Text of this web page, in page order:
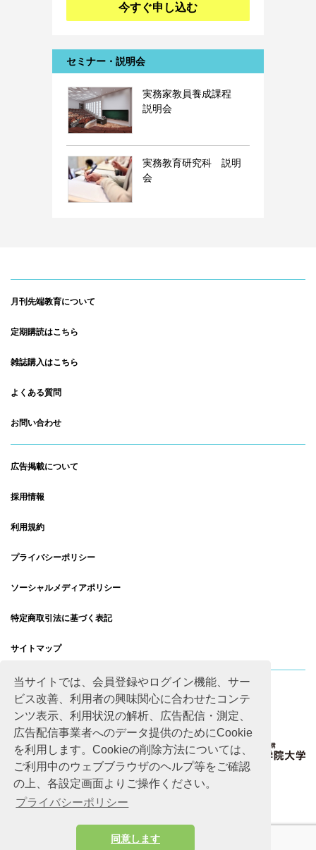
当サイトでは、会員登録やログイン機能、サー
ビス改善、利用者の興味関心に合わせたコンテ
ンツ表示、利用状況の解析、広告配信・測定、
広告配信事業者へのデータ提供のためにCookie
を利用します。Cookieの削除方法については、
ご利用中のウェブブラウザのヘルプ等をご確認
の上、各設定画面よりご操作ください。
プライバシーポリシー
同意します
今すぐ申し込む
セミナー・説明会
実務家教員養成課程
説明会
実務教育研究科 説明
会
月刊先端教育について
定期購読はこちら
雑誌購入はこちら
よくある質問
お問い合わせ
広告掲載について
採用情報
利用規約
プライバシーポリシー
ソーシャルメディアポリシー
特定商取引法に基づく表記
サイトマップ